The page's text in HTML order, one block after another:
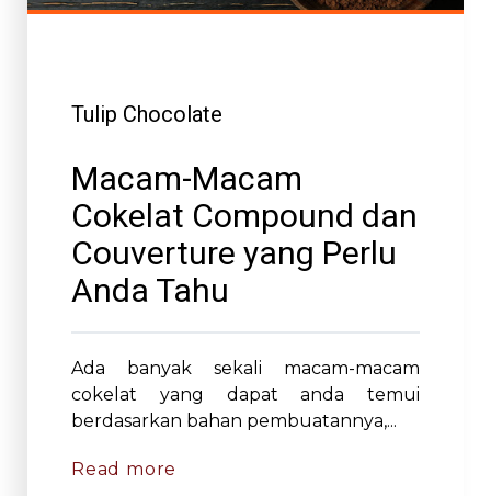
Tulip Chocolate
Macam-Macam
Cokelat Compound dan
Couverture yang Perlu
Anda Tahu
Ada banyak sekali macam-macam
cokelat yang dapat anda temui
berdasarkan bahan pembuatannya,...
Read more